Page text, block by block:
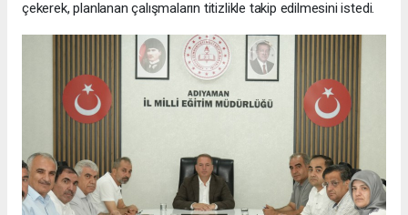
çekerek, planlanan çalışmaların titizlikle takip edilmesini istedi.